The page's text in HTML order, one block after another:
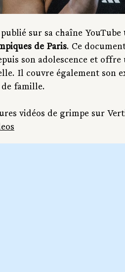
sur sa chaîne YouTube
de Paris. Ce
son adolescence et
Il couvre également son
de famille.
vidéos de grimpe sur